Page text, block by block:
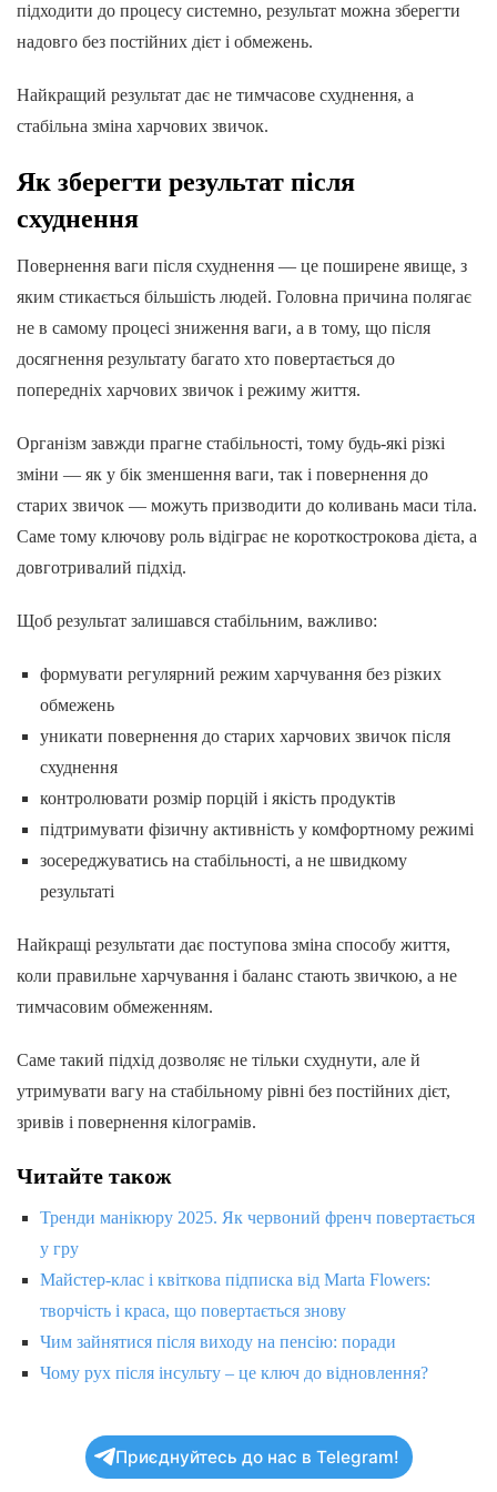
підходити до процесу системно, результат можна зберегти
надовго без постійних дієт і обмежень.
Найкращий результат дає не тимчасове схуднення, а
стабільна зміна харчових звичок.
Як зберегти результат після
схуднення
Повернення ваги після схуднення — це поширене явище, з
яким стикається більшість людей. Головна причина полягає
не в самому процесі зниження ваги, а в тому, що після
досягнення результату багато хто повертається до
попередніх харчових звичок і режиму життя.
Організм завжди прагне стабільності, тому будь-які різкі
зміни — як у бік зменшення ваги, так і повернення до
старих звичок — можуть призводити до коливань маси тіла.
Саме тому ключову роль відіграє не короткострокова дієта, а
довготривалий підхід.
Щоб результат залишався стабільним, важливо:
формувати регулярний режим харчування без різких
обмежень
уникати повернення до старих харчових звичок після
схуднення
контролювати розмір порцій і якість продуктів
підтримувати фізичну активність у комфортному режимі
зосереджуватись на стабільності, а не швидкому
результаті
Найкращі результати дає поступова зміна способу життя,
коли правильне харчування і баланс стають звичкою, а не
тимчасовим обмеженням.
Саме такий підхід дозволяє не тільки схуднути, але й
утримувати вагу на стабільному рівні без постійних дієт,
зривів і повернення кілограмів.
Читайте також
Тренди манікюру 2025. Як червоний френч повертається
у гру
Майстер-клас і квіткова підписка від Marta Flowers:
творчість і краса, що повертається знову
Чим зайнятися після виходу на пенсію: поради
Чому рух після інсульту – це ключ до відновлення?
Приєднуйтесь до нас в Telegram!